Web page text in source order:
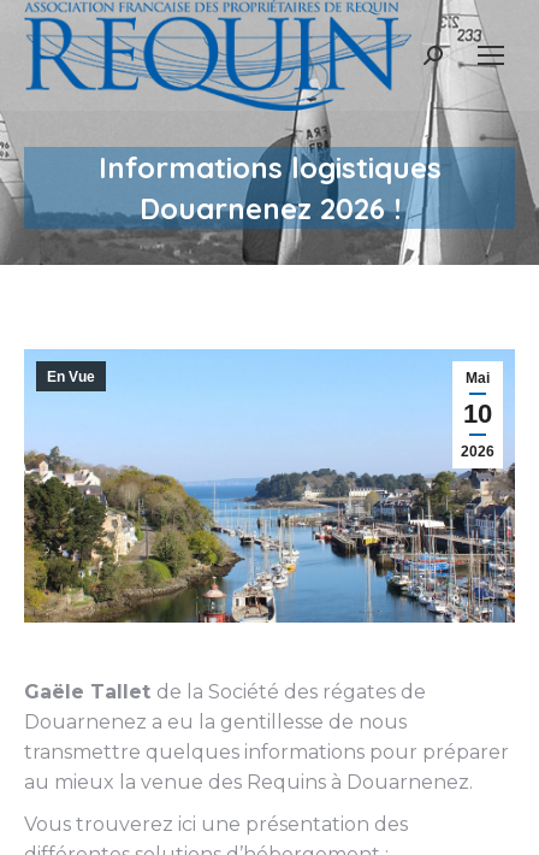
Recherche
Informations logistiques
Douarnenez 2026 !
Mai
10
2026
En Vue
Gaële Tallet de la Société des régates de
Douarnenez a eu la gentillesse de nous
transmettre quelques informations pour préparer
au mieux la venue des Requins à Douarnenez.
Vous trouverez ici une présentation des